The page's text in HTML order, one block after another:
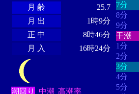
月 齢
25.7
月 出
1時9分
正 中
8時46分
月 入
16時24分
潮回り 中潮 高潮率
7分
8分
9分
干潮
1分
2分
3分
4分
5分